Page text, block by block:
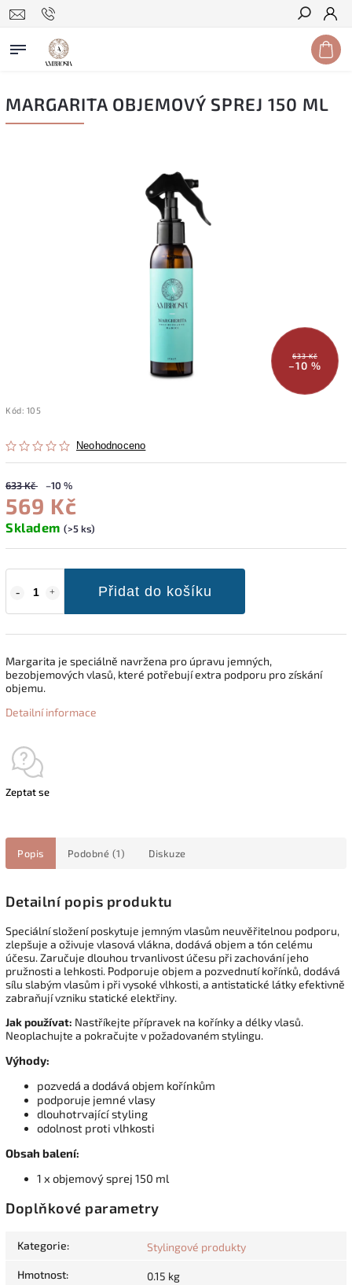
Hledat
MARGARITA OBJEMOVÝ SPREJ 150 ML
633 Kč
–10 %
Kód: 105
Neohodnoceno
633 Kč –10 %
569 Kč
Skladem (>5 ks)
Přidat do košíku
Margarita je speciálně navržena pro úpravu jemných,
bezobjemových vlasů, které potřebují extra podporu pro získání
objemu.
Detailní informace
Zeptat se
Popis Podobné (1) Diskuze
Detailní popis produktu
Speciální složení poskytuje jemným vlasům neuvěřitelnou podporu,
zlepšuje a oživuje vlasová vlákna, dodává objem a tón celému
účesu. Zaručuje dlouhou trvanlivost účesu při zachování jeho
pružnosti a lehkosti. Podporuje objem a pozvednutí kořínků, dodává
sílu slabým vlasům i při vysoké vlhkosti, a antistatické látky efektivně
zabraňují vzniku statické elektřiny.
Jak používat: Nastříkejte přípravek na kořínky a délky vlasů.
Neoplachujte a pokračujte v požadovaném stylingu.
Výhody:
pozvedá a dodává objem kořínkům
podporuje jemné vlasy
dlouhotrvající styling
odolnost proti vlhkosti
Obsah balení:
1 x objemový sprej 150 ml
Doplňkové parametry
Kategorie: Stylingové produkty
Hmotnost: 0.15 kg